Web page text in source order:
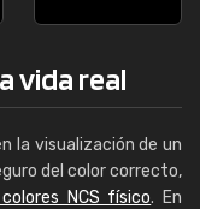
vida real
la visualización de un
del color correcto,
NCS físico. En